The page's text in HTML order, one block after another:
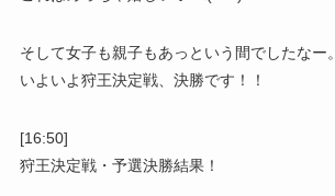
そして女子も親子もあっという間でしたなー。
いよいよ狩王決定戦、決勝です！！
[16:50]
狩王決定戦・予選決勝結果！